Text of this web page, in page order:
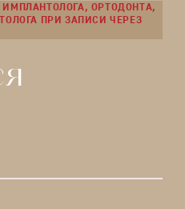
ОРТОДОНТА,
ПРИ ЗАПИСИ ЧЕРЕЗ